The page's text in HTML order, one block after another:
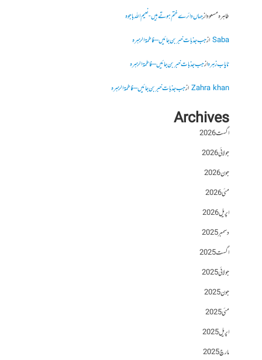
طاہرہ مسعودازجہاں دائرے ختم ہوتے ہیں- نعیم اللہ باجوہ
Sabaازجب جذبات خبر بن جائیں – فاطمۃالزہرہ
نایاب زہرہازجب جذبات خبر بن جائیں – فاطمۃالزہرہ
Zahra khanازجب جذبات خبر بن جائیں – فاطمۃالزہرہ
Archives
اگست 2026
جولائی 2026
جون 2026
مئی 2026
اپریل 2026
دسمبر 2025
اگست 2025
جولائی 2025
جون 2025
مئی 2025
اپریل 2025
مارچ 2025